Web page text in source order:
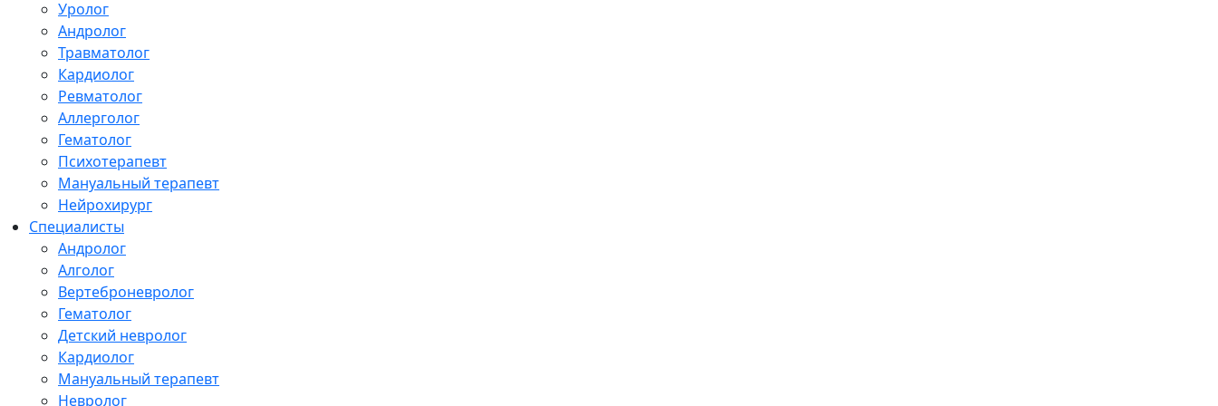
Уролог
Андролог
Травматолог
Кардиолог
Ревматолог
Аллерголог
Гематолог
Психотерапевт
Мануальный терапевт
Нейрохирург
Специалисты
Андролог
Алголог
Вертеброневролог
Гематолог
Детский невролог
Кардиолог
Мануальный терапевт
Невролог